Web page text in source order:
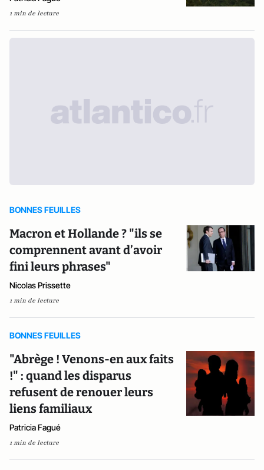
1 min de lecture
BONNES FEUILLES
Macron et Hollande ? "ils se
comprennent avant d’avoir
fini leurs phrases"
Nicolas Prissette
1 min de lecture
BONNES FEUILLES
"Abrège ! Venons-en aux faits
!" : quand les disparus
refusent de renouer leurs
liens familiaux
Patricia Fagué
1 min de lecture